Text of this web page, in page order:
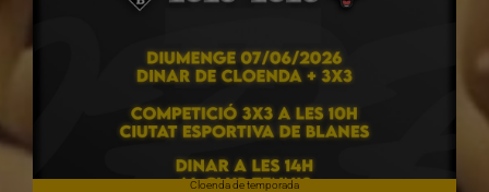
Cloenda de temporada